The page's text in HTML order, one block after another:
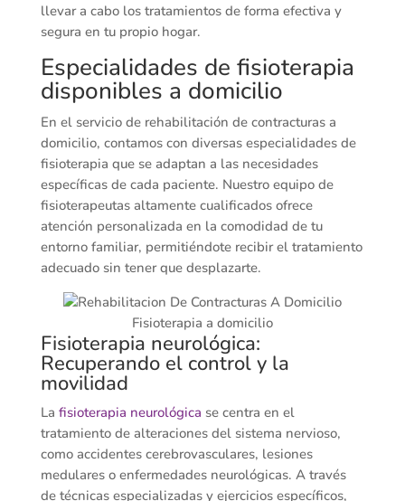
llevar a cabo los tratamientos de forma efectiva y
segura en tu propio hogar.
Especialidades de fisioterapia
disponibles a domicilio
En el servicio de rehabilitación de contracturas a
domicilio, contamos con diversas especialidades de
fisioterapia que se adaptan a las necesidades
específicas de cada paciente. Nuestro equipo de
fisioterapeutas altamente cualificados ofrece
atención personalizada en la comodidad de tu
entorno familiar, permitiéndote recibir el tratamiento
adecuado sin tener que desplazarte.
Fisioterapia a domicilio
Fisioterapia neurológica:
Recuperando el control y la
movilidad
La fisioterapia neurológica se centra en el
tratamiento de alteraciones del sistema nervioso,
como accidentes cerebrovasculares, lesiones
medulares o enfermedades neurológicas. A través
de técnicas especializadas y ejercicios específicos,